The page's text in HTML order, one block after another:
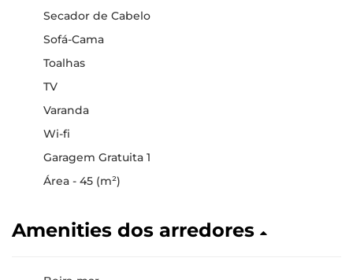
Secador de Cabelo
Sofá-Cama
Toalhas
TV
Varanda
Wi-fi
Garagem Gratuita 1
Área - 45 (m²)
Amenities dos arredores